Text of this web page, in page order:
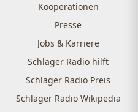
Kooperationen
Presse
Jobs & Karriere
Schlager Radio hilft
Schlager Radio Preis
Schlager Radio Wikipedia